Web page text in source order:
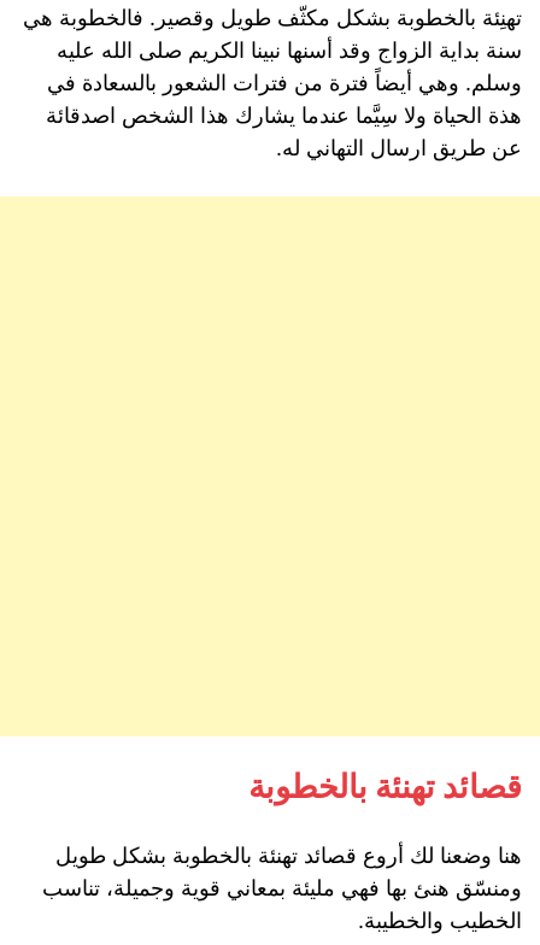
تهنِئة بالخطوبة بشكل مكثّف طويل وقصير. فالخطوبة هي
سنة بداية الزواج وقد أسنها نبينا الكريم صلى الله عليه
وسلم. وهي أيضاً فترة من فترات الشعور بالسعادة في
هذة الحياة ولا سِيَّما عندما يشارك هذا الشخص اصدقائة
عن طريق ارسال التهاني له.
قصائد تهنئة بالخطوبة
هنا وضعنا لك أروع قصائد تهنئة بالخطوبة بشكل طويل
ومنسّق هنئ بها فهي مليئة بمعاني قوية وجميلة، تناسب
الخطيب والخطيبة.